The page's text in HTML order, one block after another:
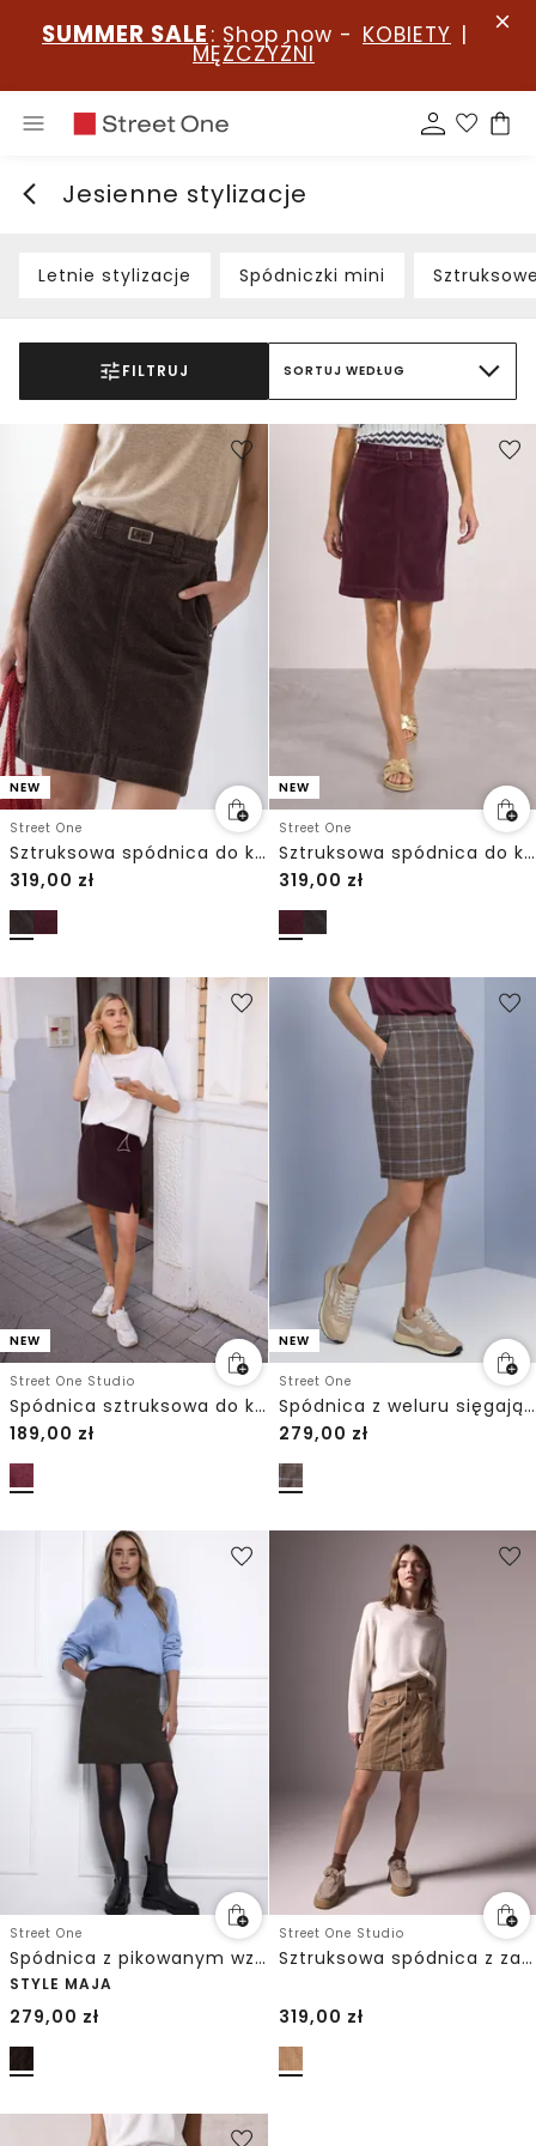
SUMMER SALE : Shop now - KOBIETY |
MĘŻCZYŹNI
Jesienne stylizacje
Letnie stylizacje Spódniczki mini
FILTRUJ SORTUJ WEDŁUG
NEW
Street One
Sztruksowa spódnica do kolan z ozdobną klamrą
319,00 zł
NEW
Street One
Sztruksowa spódnica do kolan z ozdobną klamrą
319,00 zł
NEW
Street One Studio
Spódnica sztruksowa do kolan z wycięciem
189,00 zł
NEW
Street One
Spódnica z weluru sięgająca do kolan w kratkę
279,00 zł
Street One
Spódnica z pikowanym wzorem
STYLE MAJA
279,00 zł
Street One Studio
Sztruksowa spódnica z zapięciem na guziki
319,00 zł